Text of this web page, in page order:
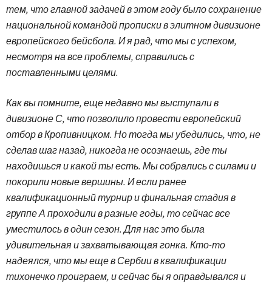
тем, что главной задачей в этом году было сохранение
национальной командой прописки в элитном дивизионе
европейского бейсбола. И я рад, что мы с успехом,
несмотря на все проблемы, справились с
поставленными целями.
Как вы помните, еще недавно мы выступали в
дивизионе С, что позволило провести европейский
отбор в Кропивницком. Но тогда мы убедились, что, не
сделав шаг назад, никогда не осознаешь, где ты
находишься и какой ты есть. Мы собрались с силами и
покорили новые вершины. И если ранее
квалификационный турнир и финальная стадия в
группе А проходили в разные годы, то сейчас все
уместилось в один сезон. Для нас это была
удивительная и захватывающая гонка. Кто-то
надеялся, что мы еще в Сербии в квалификации
тихонечко проиграем, и сейчас бы я оправдывался и